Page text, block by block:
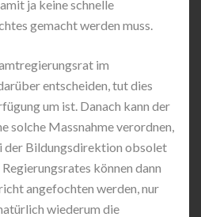
ja keine schnelle
gemacht werden muss.
im
entscheiden, tut dies
um ist. Danach kann der
solche Massnahme verordnen,
der Bildungsdirektion obsolet
können dann
angefochten werden, nur
wiederum die